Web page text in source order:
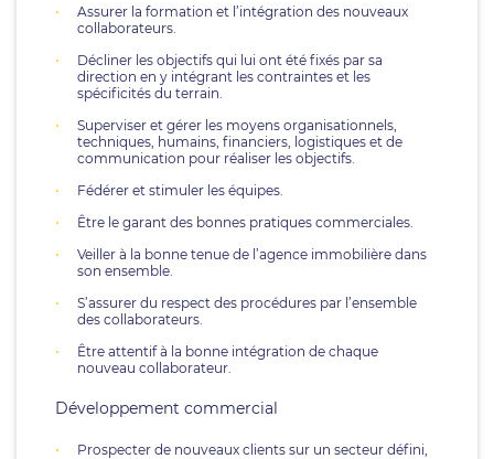
Assurer la formation et l’intégration des nouveaux
collaborateurs.
Décliner les objectifs qui lui ont été fixés par sa
direction en y intégrant les contraintes et les
spécificités du terrain.
Superviser et gérer les moyens organisationnels,
techniques, humains, financiers, logistiques et de
communication pour réaliser les objectifs.
Fédérer et stimuler les équipes.
Être le garant des bonnes pratiques commerciales.
Veiller à la bonne tenue de l’agence immobilière dans
son ensemble.
S’assurer du respect des procédures par l’ensemble
des collaborateurs.
Être attentif à la bonne intégration de chaque
nouveau collaborateur.
Développement commercial
Prospecter de nouveaux clients sur un secteur défini,